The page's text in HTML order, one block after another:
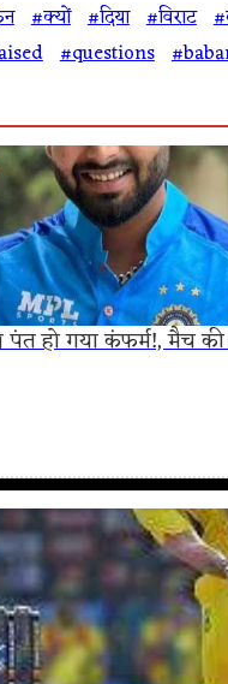
#क्यों #दिया #विराट
#questions
हो गया कंफर्म!, मैच